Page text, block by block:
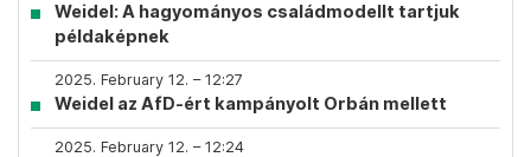
Weidel: A hagyományos családmodellt tartjuk
példaképnek
2025. February 12. – 12:27
Weidel az AfD-ért kampányolt Orbán mellett
2025. February 12. – 12:24